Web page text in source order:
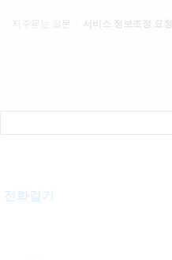
자주묻는 질문 서비스 정보조정 요청
전화걸기